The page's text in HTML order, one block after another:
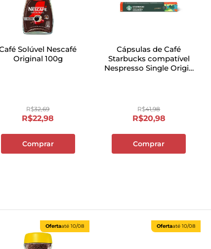
Solúvel Nescafé
Original 100g
R$32,69
R$22,98
Comprar
Cápsulas de Café
Starbucks compatível
Nespresso Single Origin
R$41,98
R$20,98
Comprar
Ofertaaté 10/08 Ofertaaté 10/08